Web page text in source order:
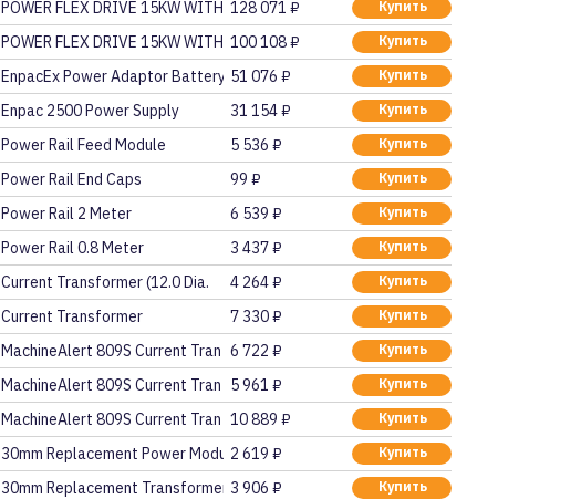
POWER FLEX DRIVE 15KW WITH COM128 071 ₽ Купить
POWER FLEX DRIVE 15KW WITH COM100 108 ₽ Купить
EnpacEx Power Adaptor Battery 51 076 ₽ Купить
Enpac 2500 Power Supply 31 154 ₽ Купить
Power Rail Feed Module 5 536 ₽ Купить
Power Rail End Caps 99 ₽ Купить
Power Rail 2 Meter 6 539 ₽ Купить
Power Rail 0.8 Meter 3 437 ₽ Купить
Current Transformer (12.0 Dia. 4 264 ₽ Купить
Current Transformer 7 330 ₽ Купить
MachineAlert 809S Current Tran 6 722 ₽ Купить
MachineAlert 809S Current Tran 5 961 ₽ Купить
MachineAlert 809S Current Tran 10 889 ₽ Купить
30mm Replacement Power Module2 619 ₽ Купить
30mm Replacement Transformer 83 906 ₽ Купить